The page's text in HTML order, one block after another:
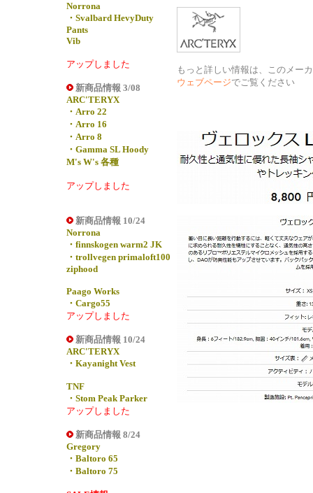
Norrona
・Svalbard HevyDuty
Pants
Vib
アップしました
新商品情報 3/08
ARC'TERYX
・Arro 22
・Arro 16
・Arro 8
・Gamma SL Hoody
M's W's 各種
アップしました
新商品情報 10/24
Norrona
・finnskogen warm2 JK
・trollvegen primaloft100
ziphood
Paago Works
・Cargo55
アップしました
新商品情報 10/24
ARC'TERYX
・Kayanight Vest
TNF
・Stom Peak Parker
アップしました
新商品情報 8/24
Gregory
・Baltoro 65
・Baltoro 75
もっと詳しい情報は、このメー
ウェブページでご覧ください